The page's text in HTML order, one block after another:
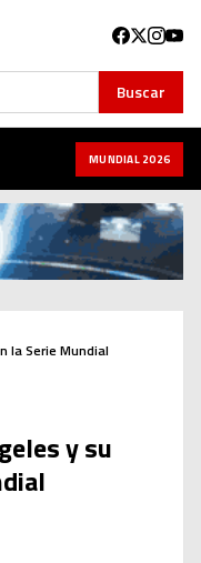
Buscar
MUNDIAL 2026
la Serie Mundial
y su